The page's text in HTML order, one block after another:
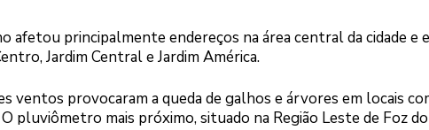
afetou principalmente endereços na área central da cidade e
Jardim Central e Jardim América.
ventos provocaram a queda de galhos e árvores em locais
O pluviômetro mais próximo, situado na Região Leste de Foz